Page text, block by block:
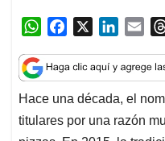
W
a
t
s
A
c
e
b
o
n
k
e
d
a
i
l
Hace una década, el
titulares por una razón